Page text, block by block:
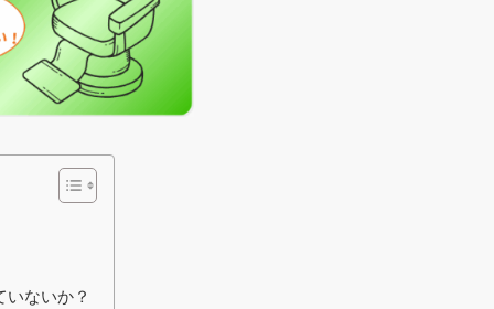
ないか？